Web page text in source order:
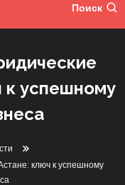
Поиск
к успешному
ключ к успешному